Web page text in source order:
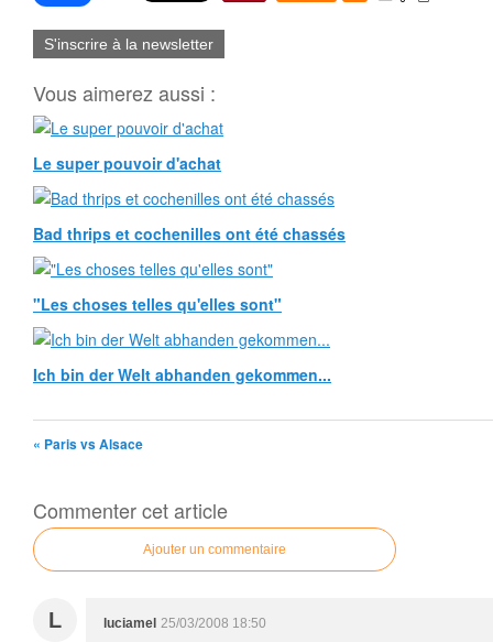
S'inscrire à la newsletter
Vous aimerez aussi :
Le super pouvoir d'achat
Bad thrips et cochenilles ont été chassés
"Les choses telles qu'elles sont"
Ich bin der Welt abhanden gekommen...
« Paris vs Alsace
Commenter cet article
Ajouter un commentaire
L luciamel 25/03/2008 18:50